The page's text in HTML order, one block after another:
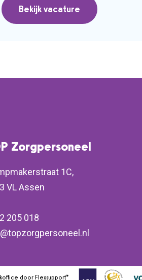
Bekijk vacature
Zorgpersoneel
1C,
VL Assen
205 018
door Flexsupport*